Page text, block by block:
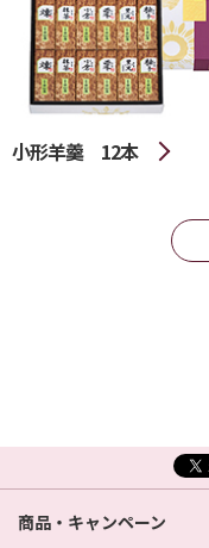
小形羊羹 12本
商品・キャンペーン